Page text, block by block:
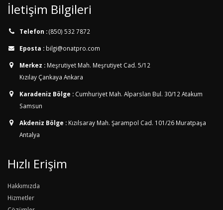
İletişim Bilgileri
Telefon :(850) 532 7872
Eposta : bilgi@onatpro.com
Merkez : Meşrutiyet Mah. Meşrutiyet Cad. 5/12
Kızılay Çankaya Ankara
Karadeniz Bölge : Cumhuriyet Mah. Alparslan Bul. 30/12 Atakum
Samsun
Akdeniz Bölge : Kızılsaray Mah. Şarampol Cad. 101/26 Muratpaşa
Antalya
Hızlı Erişim
Hakkımızda
Hizmetler